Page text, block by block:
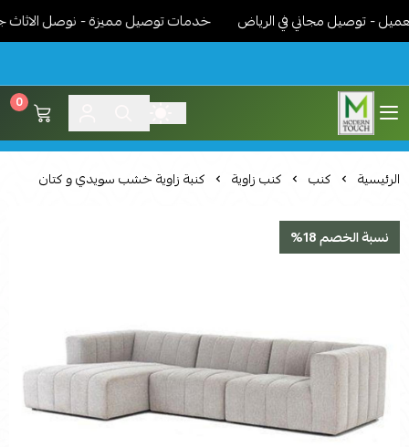
- توصيل مجاني في الرياض خدمات توصيل مميزة - نوصل الاثاث
اثاث مودرن لمسة عصرية
0
الرئيسية كنب كنب زاوية كنبة زاوية خشب سويدي و كتان
نسبة الخصم 18%